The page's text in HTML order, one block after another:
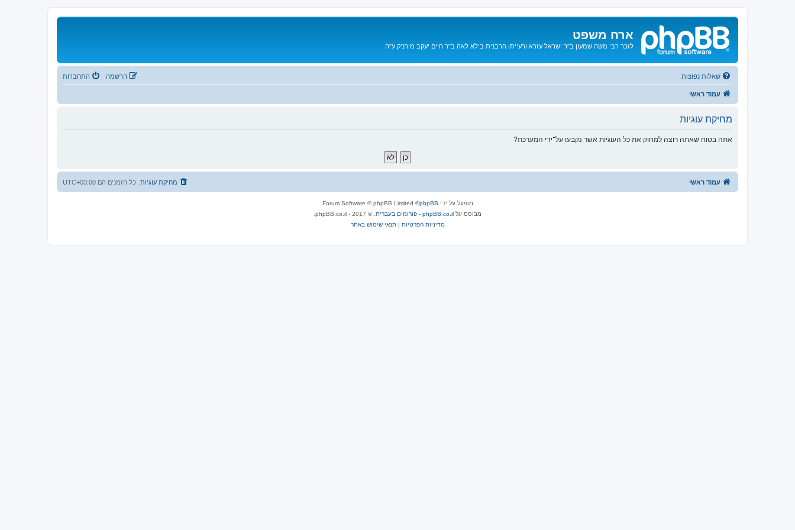
ארח משפט
לזכר רבי משה שמעון ב"ר ישראל עזרא ורעייתו הרבנית בילא לאה ב"ר חיים יעקב מירניק ע"ה
שאלות נפוצות התחברות הרשמה
עמוד ראשי
מחיקת עוגיות
אתה בטוח שאתה רוצה למחוק את כל העוגיות אשר נקבעו על־ידי המערכת?
עמוד ראשי כל הזמנים הם UTC+03:00 מחיקת עוגיות
מופעל על ידי phpBB
® Forum Software © phpBB Limited
מבוסס על phpBB.co.il - פורומים בעברית
. © 2017 - phpBB.co.il.
מדיניות הפרטיות |תנאי שימוש באתר